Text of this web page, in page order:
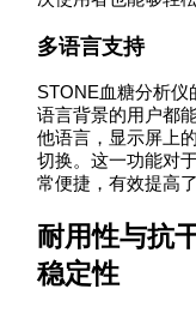
多语言支持
STONE血糖分析仪
语言背景的用户都
他语言，显示屏上
切换。这一功能对
常便捷，有效提高
耐用性与抗
稳定性